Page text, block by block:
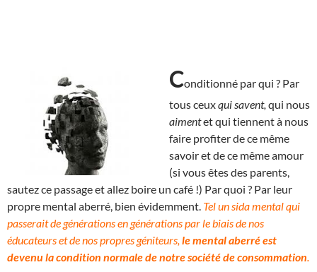
Conditionné par qui ? Par
tous ceuxqui savent, qui nous
aimentet qui tiennent à nous
faire profiter de ce même
savoir et de ce même amour
(si vous êtes des parents,
sautez ce passage et allez boire un café !) Par quoi ? Par leur
propre mental aberré, bien évidemment. Tel un sida mental qui
passerait de générations en générations par le biais de nos
éducateurs et de nos propres géniteurs, le mental aberré est
devenu la condition normale de notre société de consommation